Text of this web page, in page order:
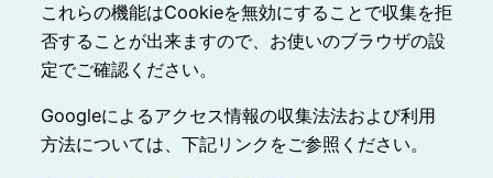
これらの機能はCookieを無効にすることで収集を拒
否することが出来ますので、お使いのブラウザの設
定でご確認ください。
Googleによるアクセス情報の収集法法および利用
方法については、下記リンクをご参照ください。